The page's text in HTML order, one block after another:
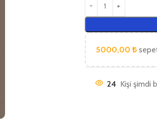
5000,00 ₺
24 Kişi şimdi